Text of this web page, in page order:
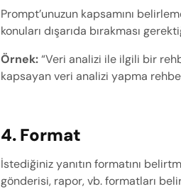
Prompt’unuzun kapsamını
konuları dışarıda bırakması
Örnek: “Veri analizi ile ilgili bir
kapsayan veri analizi yapma
4. Format
İstediğiniz yanıtın formatını
gönderisi, rapor, vb. formatları